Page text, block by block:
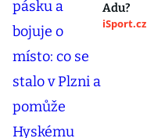
Adu?
iSport.cz